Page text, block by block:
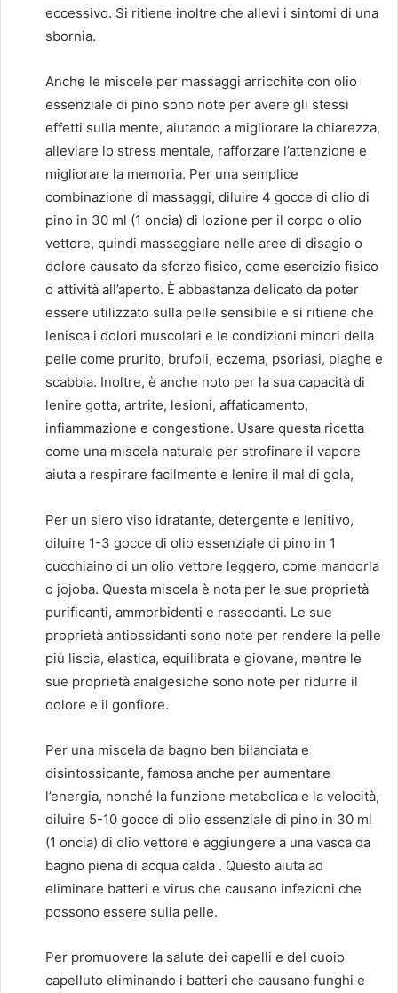
eccessivo. Si ritiene inoltre che allevi i sintomi di una
sbornia.
Anche le miscele per massaggi arricchite con olio
essenziale di pino sono note per avere gli stessi
effetti sulla mente, aiutando a migliorare la chiarezza,
alleviare lo stress mentale, rafforzare l’attenzione e
migliorare la memoria. Per una semplice
combinazione di massaggi, diluire 4 gocce di olio di
pino in 30 ml (1 oncia) di lozione per il corpo o olio
vettore, quindi massaggiare nelle aree di disagio o
dolore causato da sforzo fisico, come esercizio fisico
o attività all’aperto. È abbastanza delicato da poter
essere utilizzato sulla pelle sensibile e si ritiene che
lenisca i dolori muscolari e le condizioni minori della
pelle come prurito, brufoli, eczema, psoriasi, piaghe e
scabbia. Inoltre, è anche noto per la sua capacità di
lenire gotta, artrite, lesioni, affaticamento,
infiammazione e congestione. Usare questa ricetta
come una miscela naturale per strofinare il vapore
aiuta a respirare facilmente e lenire il mal di gola,
Per un siero viso idratante, detergente e lenitivo,
diluire 1-3 gocce di olio essenziale di pino in 1
cucchiaino di un olio vettore leggero, come mandorla
o jojoba. Questa miscela è nota per le sue proprietà
purificanti, ammorbidenti e rassodanti. Le sue
proprietà antiossidanti sono note per rendere la pelle
più liscia, elastica, equilibrata e giovane, mentre le
sue proprietà analgesiche sono note per ridurre il
dolore e il gonfiore.
Per una miscela da bagno ben bilanciata e
disintossicante, famosa anche per aumentare
l’energia, nonché la funzione metabolica e la velocità,
diluire 5-10 gocce di olio essenziale di pino in 30 ml
(1 oncia) di olio vettore e aggiungere a una vasca da
bagno piena di acqua calda . Questo aiuta ad
eliminare batteri e virus che causano infezioni che
possono essere sulla pelle.
Per promuovere la salute dei capelli e del cuoio
capelluto eliminando i batteri che causano funghi e